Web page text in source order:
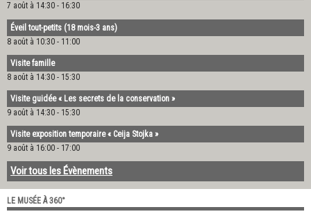
7 août à 14:30 - 16:30
Éveil tout-petits (18 mois-3 ans)
8 août à 10:30 - 11:00
Visite famille
8 août à 14:30 - 15:30
Visite guidée « Les secrets de la conservation »
9 août à 14:30 - 15:30
Visite exposition temporaire « Ceija Stojka »
9 août à 16:00 - 17:00
Voir tous les Évènements
LE MUSÉE À 360°